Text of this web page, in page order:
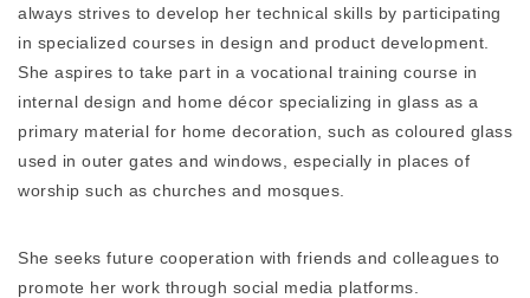
always strives to develop her technical skills by participating
in specialized courses in design and product development.
She aspires to take part in a vocational training course in
internal design and home décor specializing in glass as a
primary material for home decoration, such as coloured glass
used in outer gates and windows, especially in places of
worship such as churches and mosques.
She seeks future cooperation with friends and colleagues to
promote her work through social media platforms.